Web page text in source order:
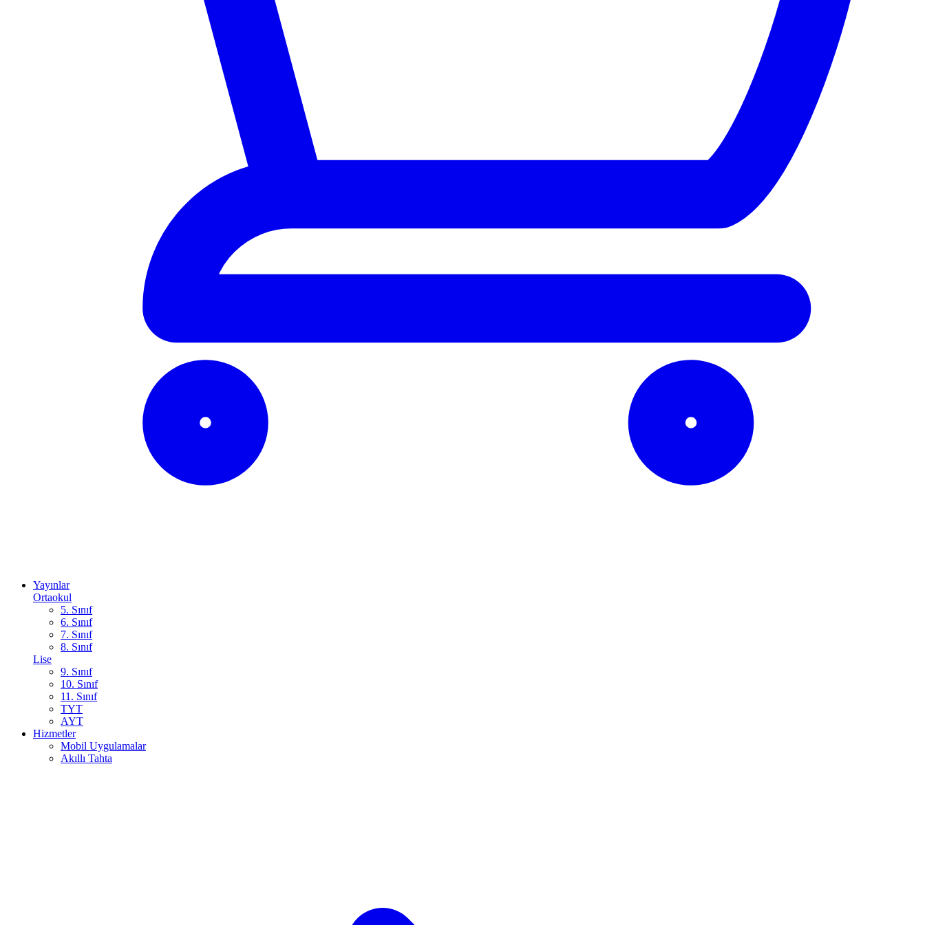
Yayınlar
Ortaokul
5. Sınıf
6. Sınıf
7. Sınıf
8. Sınıf
Lise
9. Sınıf
10. Sınıf
11. Sınıf
TYT
AYT
Hizmetler
Mobil Uygulamalar
Akıllı Tahta